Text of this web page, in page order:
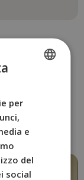
a te.
ENGLISH
GERMAN
per
e
del
social